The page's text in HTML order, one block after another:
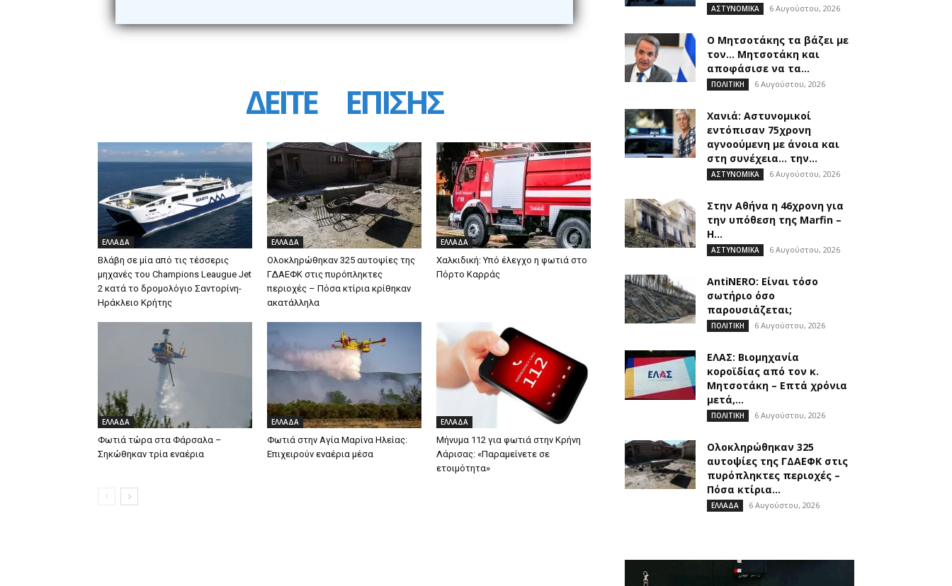
ΔΕΙΤΕ ΕΠΙΣΗΣ
ΕΛΛΑΔΑ
Βλάβη σε μία από τις τέσσερις
μηχανές του Champions Leaugue Jet
2 κατά το δρομολόγιο Σαντορίνη-
Ηράκλειο Κρήτης
ΕΛΛΑΔΑ
Ολοκληρώθηκαν 325 αυτοψίες της
ΓΔΑΕΦΚ στις πυρόπληκτες
περιοχές – Πόσα κτίρια κρίθηκαν
ακατάλληλα
ΕΛΛΑΔΑ
Χαλκιδική: Υπό έλεγχο η φωτιά στο
Πόρτο Καρράς
ΕΛΛΑΔΑ
Φωτιά τώρα στα Φάρσαλα –
Σηκώθηκαν τρία εναέρια
ΕΛΛΑΔΑ
Φωτιά στην Aγία Μαρίνα Ηλείας:
Επιχειρούν εναέρια μέσα
ΕΛΛΑΔΑ
Μήνυμα 112 για φωτιά στην Κρήνη
Λάρισας: «Παραμείνετε σε
ετοιμότητα»
ΑΣΤΥΝΟΜΙΚΑ 6 Αυγούστου, 2026
Ο Μητσοτάκης τα βάζει με
τον… Μητσοτάκη και
αποφάσισε να τα...
ΠΟΛΙΤΙΚΗ 6 Αυγούστου, 2026
Χανιά: Αστυνομικοί
εντόπισαν 75χρονη
αγνοούμενη με άνοια και
στη συνέχεια… την...
ΑΣΤΥΝΟΜΙΚΑ 6 Αυγούστου, 2026
Στην Αθήνα η 46χρονη για
την υπόθεση της Marfin –
Η...
ΑΣΤΥΝΟΜΙΚΑ 6 Αυγούστου, 2026
AntiNERO: Είναι τόσο
σωτήριο όσο
παρουσιάζεται;
ΠΟΛΙΤΙΚΗ 6 Αυγούστου, 2026
ΕΛΑΣ: Βιομηχανία
κοροϊδίας από τον κ.
Μητσοτάκη – Επτά χρόνια
μετά,...
ΠΟΛΙΤΙΚΗ 6 Αυγούστου, 2026
Ολοκληρώθηκαν 325
αυτοψίες της ΓΔΑΕΦΚ στις
πυρόπληκτες περιοχές –
Πόσα κτίρια...
ΕΛΛΑΔΑ 6 Αυγούστου, 2026